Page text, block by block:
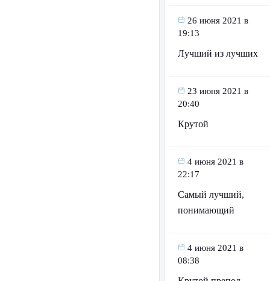
26 июня 2021 в
19:13
Лучший из лучших
23 июня 2021 в
20:40
Крутой
4 июня 2021 в
22:17
Самый лучший,
понимающий
4 июня 2021 в
08:38